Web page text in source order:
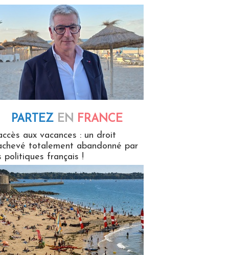
PARTEZ EN FRANCE
aux vacances : un droit
totalement abandonné par
politiques français !